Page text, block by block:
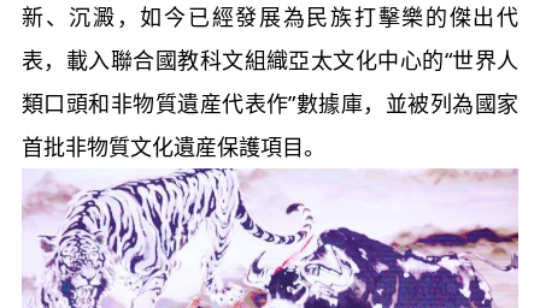
新、沉澱，如今已經發展為民族打擊樂的傑出代
表，載入聯合國教科文組織亞太文化中心的“世界人
類口頭和非物質遺産代表作”數據庫，並被列為國家
首批非物質文化遺産保護項目。